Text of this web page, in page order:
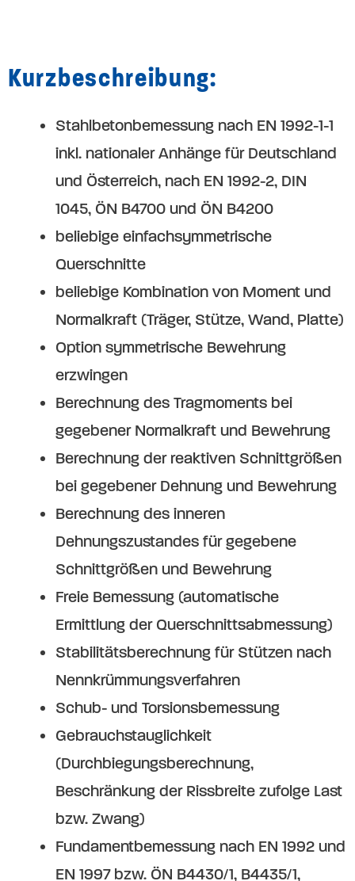
Kurzbeschreibung:
Stahlbetonbemessung nach EN 1992-1-1
inkl. nationaler Anhänge für Deutschland
und Österreich, nach EN 1992-2, DIN
1045, ÖN B4700 und ÖN B4200
beliebige einfachsymmetrische
Querschnitte
beliebige Kombination von Moment und
Normalkraft (Träger, Stütze, Wand, Platte)
Option symmetrische Bewehrung
erzwingen
Berechnung des Tragmoments bei
gegebener Normalkraft und Bewehrung
Berechnung der reaktiven Schnittgrößen
bei gegebener Dehnung und Bewehrung
Berechnung des inneren
Dehnungszustandes für gegebene
Schnittgrößen und Bewehrung
Freie Bemessung (automatische
Ermittlung der Querschnittsabmessung)
Stabilitätsberechnung für Stützen nach
Nennkrümmungsverfahren
Schub- und Torsionsbemessung
Gebrauchstauglichkeit
(Durchbiegungsberechnung,
Beschränkung der Rissbreite zufolge Last
bzw. Zwang)
Fundamentbemessung nach EN 1992 und
EN 1997 bzw. ÖN B4430/1, B4435/1,